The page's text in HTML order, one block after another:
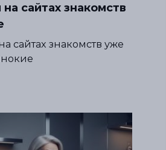
сайтах знакомств
сайтах знакомств уже